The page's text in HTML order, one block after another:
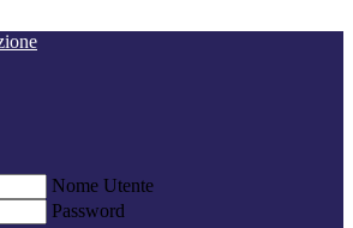
Nome Utente
Password